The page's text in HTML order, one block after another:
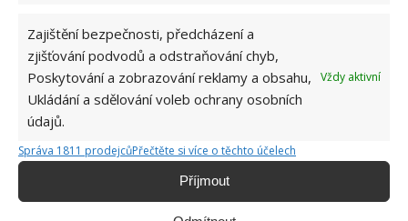
Zajištění bezpečnosti, předcházení a
zjišťování podvodů a odstraňování chyb,
Poskytování a zobrazování reklamy a obsahu,
Ukládání a sdělování voleb ochrany osobních
údajů.
Vždy aktivní
Správa 1811 prodejcůPřečtěte si více o těchto účelech
Příjmout